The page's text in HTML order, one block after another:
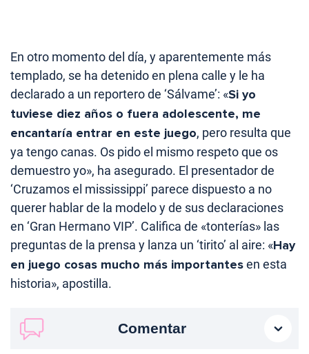
En otro momento del día, y aparentemente más
templado, se ha detenido en plena calle y le ha
declarado a un reportero de ‘Sálvame’: «Si yo
tuviese diez años o fuera adolescente, me
encantaría entrar en este juego, pero resulta que
ya tengo canas. Os pido el mismo respeto que os
demuestro yo», ha asegurado. El presentador de
‘Cruzamos el mississippi’ parece dispuesto a no
querer hablar de la modelo y de sus declaraciones
en ‘Gran Hermano VIP’. Califica de «tonterías» las
preguntas de la prensa y lanza un ‘tirito’ al aire: «Hay
en juego cosas mucho más importantesen esta
historia», apostilla.
Comentar